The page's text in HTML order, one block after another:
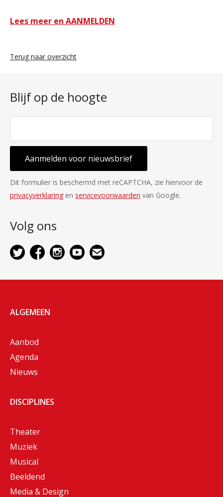
Lees meer en AANMELDEN
Terug naar overzicht
Blijf op de hoogte
Aanmelden voor nieuwsbrief
Dit formulier is beschermd met reCAPTCHA, zie hiervoor de
privacyverklaring en servicevoorwaarden van Google.
Volg ons
ALGEMEEN
Aanbod
Agenda
Nieuws
DISCIPLINES
Theater
Muziek
Musical
Beeldend
Media & Design